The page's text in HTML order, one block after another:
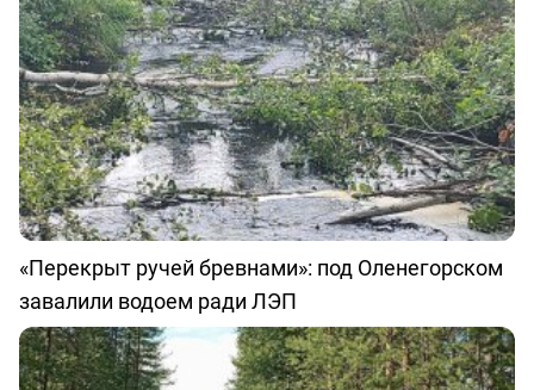
«Перекрыт ручей бревнами»: под Оленегорском
завалили водоем ради ЛЭП